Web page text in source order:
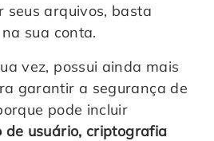
seus arquivos, basta
sua conta.
vez, possui ainda mais
garantir a segurança de
pode incluir
de usuário, criptografia